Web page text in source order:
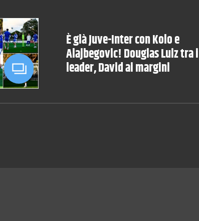
È già Juve-Inter con Kolo e
Alajbegovic! Douglas Luiz tra i
leader, David ai margini